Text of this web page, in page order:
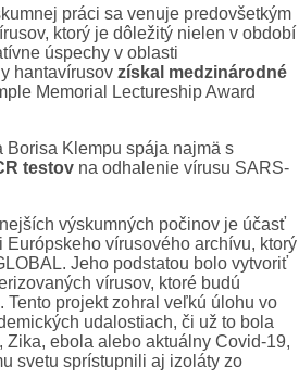
práci sa venuje predovšetkým
ktorý je dôležitý nielen v období
úspechy v oblasti
hantavírusov získal medzinárodné
Memorial Lectureship Award
Borisa Klempu spája najmä s
testov na odhalenie vírusu SARS-
výskumných počinov je účasť
Európskeho vírusového archívu, ktorý
Jeho podstatou bolo vytvoriť
vírusov, ktoré budú
Tento projekt zohral veľkú úlohu vo
udalostiach, či už to bola
Zika, ebola alebo aktuálny Covid-19,
svetu sprístupnili aj izoláty zo